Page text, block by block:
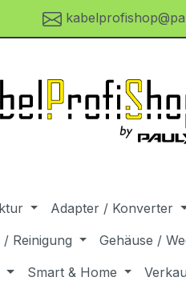
Adapter / Konverter
Reinigung Gehäuse /
Smart & Home